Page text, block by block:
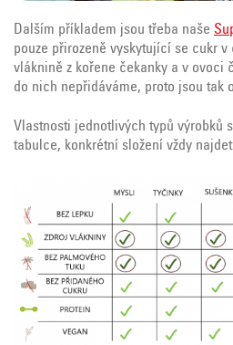
Dalším příkladem jsou třeba naše
pouze přirozeně vyskytující se cukr
vláknině z kořene čekanky a v ovoci
do nich nepřidáváme, proto jsou tak
Vlastnosti jednotlivých typů výrobků
tabulce, konkrétní složení vždy